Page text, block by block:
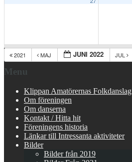
2021 MAJ JUNI 2022 JUL
Menu
Klippan Amatörernas Folkdanslag
Om föreningen
Om danserna
Kontakt / Hitta hit
Föreningens historia
Länkar till Intressanta aktiviteter
Bilder
Bilder från 2019